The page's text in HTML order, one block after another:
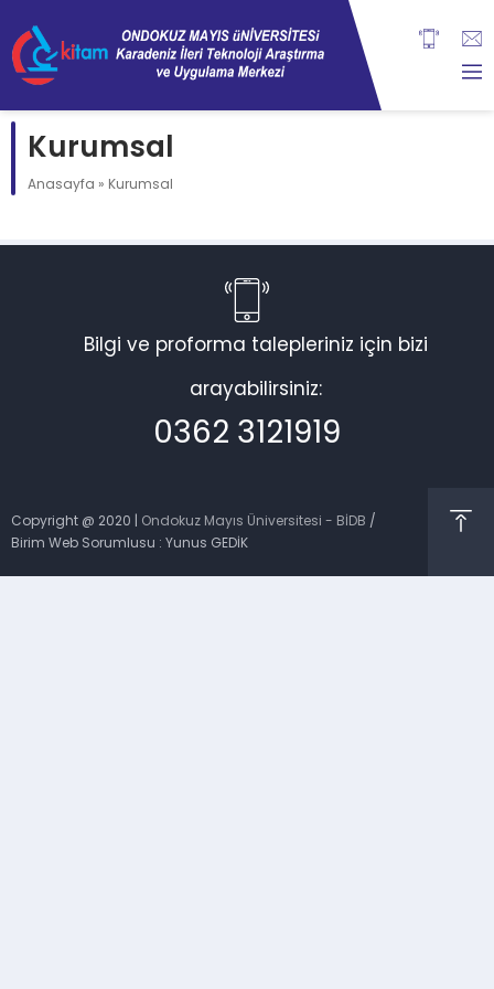
Kurumsal
Anasayfa » Kurumsal
Bilgi ve proforma talepleriniz için bizi
arayabilirsiniz:
0362 3121919
Copyright @ 2020 | Ondokuz Mayıs Üniversitesi - BİDB /
Birim Web Sorumlusu : Yunus GEDİK